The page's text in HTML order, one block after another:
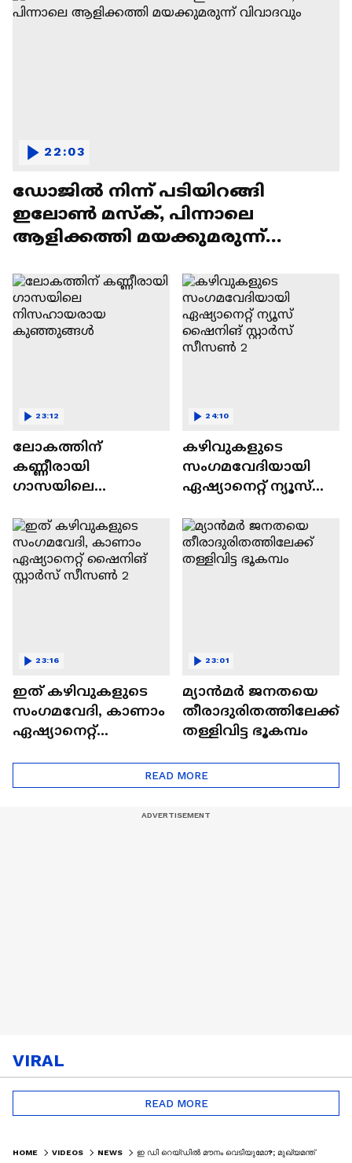
ഡോജിൽ നിന്ന് പടിയിറങ്ങി
ഇലോൺ മസ്ക്, പിന്നാലെ
ആളിക്കത്തി മയക്കുമരുന്ന്
22:03
ലോകത്തിന്
കണ്ണീരായി
ഗാസയിലെ
കുഞ്ഞുങ്ങൾ
23:12
കഴിവുകളുടെ
സംഗമവേദിയായി
ഏഷ്യാനെറ്റ് ന്യൂസ്
സീസൺ 2
24:10
ഇത് കഴിവുകളുടെ
സംഗമവേദി, കാണാം
ഏഷ്യാനെറ്റ്
23:16
മ്യാൻമർ ജനതയെ
തീരാദുരിതത്തിലേക്ക്
തള്ളിവിട്ട ഭൂകമ്പം
23:01
READ MORE
VIRAL
READ MORE
HOME VIDEOS NEWS ഇ ഡി റെയ്‌ഡിൽ മൗനം വെടിയുമോ?; മുഖ്യമന്ത്രിയുടെ വാർത്താസമ്മേളനം 3.30ന് | VD SATHEESAN | ED RAID